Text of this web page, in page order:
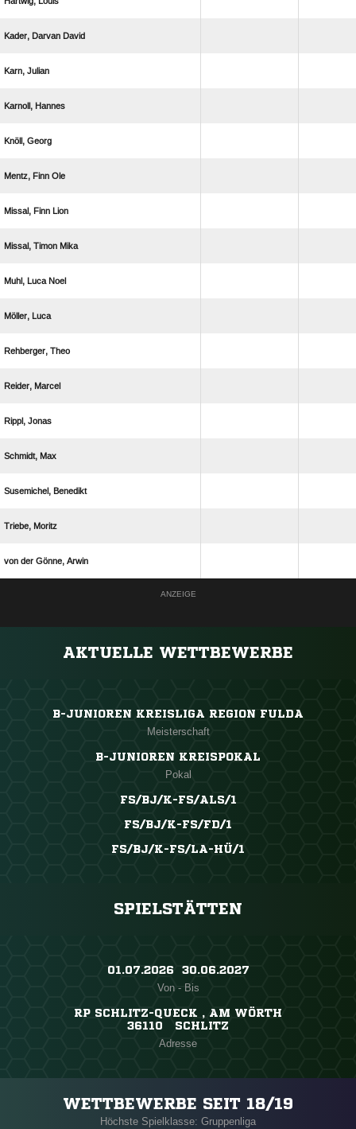
  
 
 
 
  
  
  
  
 
 
 
 
 
 
 
   
ANZEIGE
AKTUELLE WETTBEWERBE
B-JUNIOREN KREISLIGA REGION FULDA
Meisterschaft
B-JUNIOREN KREISPOKAL
Pokal
FS/BJ/K-FS/ALS/1
FS/BJ/K-FS/FD/1
FS/BJ/K-FS/LA-HÜ/1
SPIELSTÄTTEN
01.07.2026 ​ 30.06.2027
Von - Bis
RP SCHLITZ-QUECK , AM WÖRTH
36110 SCHLITZ
Adresse
WETTBEWERBE SEIT 18/19
Höchste Spielklasse: Gruppenliga